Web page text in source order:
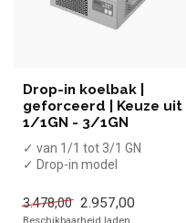
Drop-in koelbak |
geforceerd | Keuze uit
1/1GN - 3/1GN
✓ van 1/1 tot 3/1 GN
✓ Drop-in model
✓ 2 °C tot 8 °C
3.478,00 2.957,00